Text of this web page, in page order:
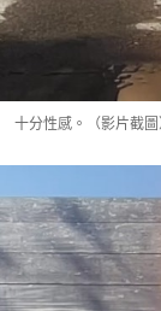
十分性感。（影片截圖